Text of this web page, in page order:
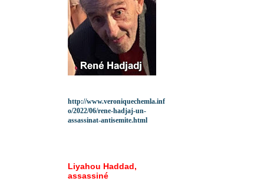
http://www.veroniquechemla.inf
o/2022/06/rene-hadjaj-un-
assassinat-antisemite.html
Liyahou Haddad,
assassiné